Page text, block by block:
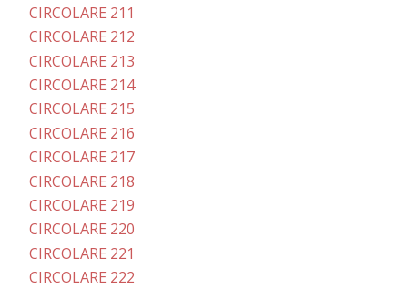
CIRCOLARE 211
CIRCOLARE 212
CIRCOLARE 213
CIRCOLARE 214
CIRCOLARE 215
CIRCOLARE 216
CIRCOLARE 217
CIRCOLARE 218
CIRCOLARE 219
CIRCOLARE 220
CIRCOLARE 221
CIRCOLARE 222